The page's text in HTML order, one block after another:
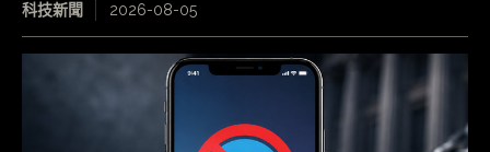
科技新聞 2026-08-05